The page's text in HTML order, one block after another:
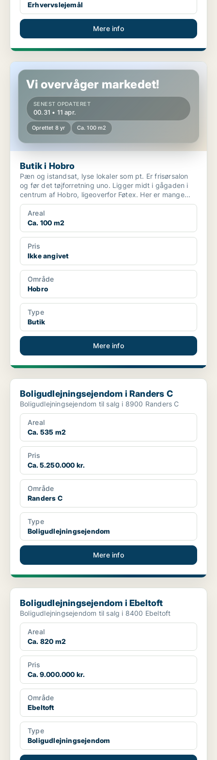
Erhvervslejemål
Mere info
Butik i Hobro
Vi overvåger markedet!
SENEST OPDATERET
00.31 • 11 apr.
Oprettet 8 yr Ca. 100 m2
Butik i Hobro
Pæn og istandsat, lyse lokaler som pt. Er frisørsalon
og før det tøjforretning uno. Ligger midt i gågaden i
centrum af Hobro, ligeoverfor Føtex. Her er mange...
Areal
Ca. 100 m2
Pris
Ikke angivet
Område
Hobro
Type
Butik
Mere info
Boligudlejningsejendom i Randers C
Boligudlejningsejendom i Randers C
Boligudlejningsejendom til salg i 8900 Randers C
Areal
Ca. 535 m2
Pris
Ca. 5.250.000 kr.
Område
Randers C
Type
Boligudlejningsejendom
Mere info
Boligudlejningsejendom i Ebeltoft
Boligudlejningsejendom i Ebeltoft
Boligudlejningsejendom til salg i 8400 Ebeltoft
Areal
Ca. 820 m2
Pris
Ca. 9.000.000 kr.
Område
Ebeltoft
Type
Boligudlejningsejendom